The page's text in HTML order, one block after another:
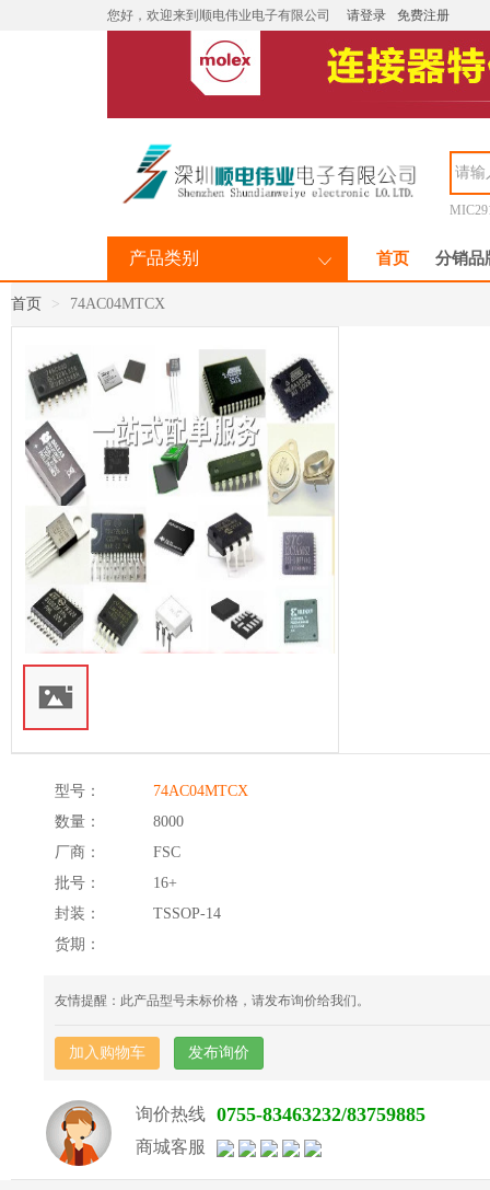
您好，欢迎来到顺电伟业电子有限公司 请登录 免费注册
产品类别 首页 分销品
首页 74AC04MTCX
型号：
74AC04MTCX
数量：
8000
厂商：
FSC
批号：
16+
封装：
TSSOP-14
货期：
友情提醒：此产品型号未标价格，请发布询价给我们。
加入购物车 发布询价
询价热线 0755-83463232/83759885
商城客服